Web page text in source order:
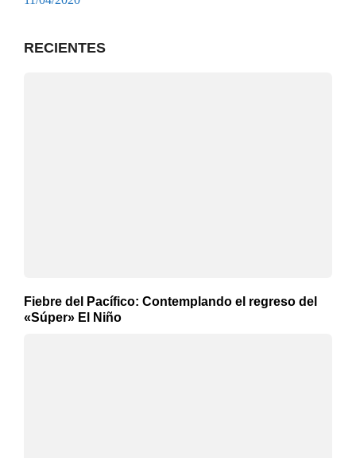
RECIENTES
Fiebre del Pacífico: Contemplando el regreso del
«Súper» El Niño